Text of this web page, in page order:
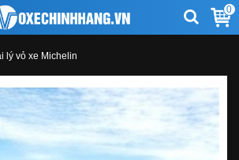
0
lý vỏ xe Michelin